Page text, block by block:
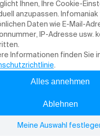
Dîner spectacle Les Divalicieuses
suchen